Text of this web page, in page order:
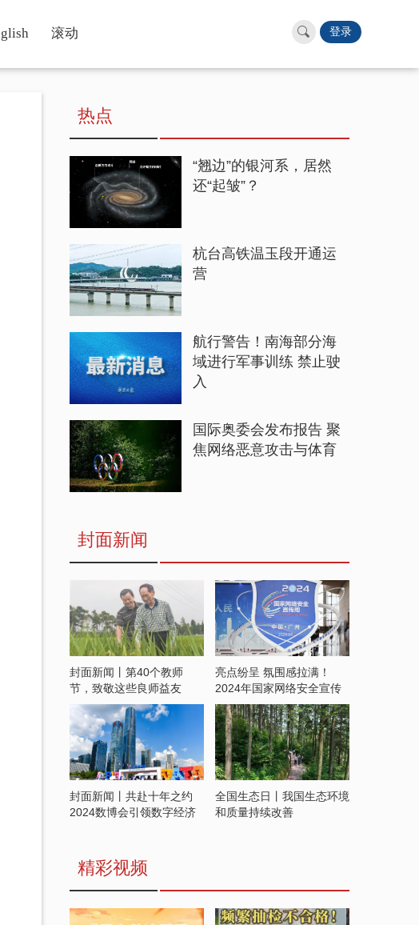
滚动 登录
热点
“翘边”的银河系，居然
还“起皱”？
杭台高铁温玉段开通运
营
航行警告！南海部分海
域进行军事训练 禁止驶
入
国际奥委会发布报告 聚
焦网络恶意攻击与体育
封面新闻
封面新闻丨第40个教师
节，致敬这些良师益友
亮点纷呈 氛围感拉满！
2024年国家网络安全宣传
周开启
封面新闻丨共赴十年之约
2024数博会引领数字经济
全国生态日丨我国生态环境
和质量持续改善
精彩视频